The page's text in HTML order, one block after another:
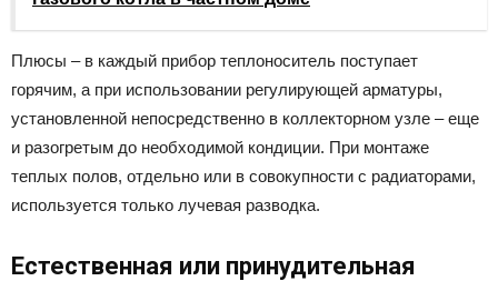
Плюсы – в каждый прибор теплоноситель поступает
горячим, а при использовании регулирующей арматуры,
установленной непосредственно в коллекторном узле – еще
и разогретым до необходимой кондиции. При монтаже
теплых полов, отдельно или в совокупности с радиаторами,
используется только лучевая разводка.
Естественная или принудительная